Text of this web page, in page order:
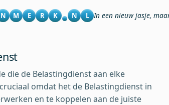
N M E R K N L In een nieuw jasje,
die de Belastingdienst aan elke
omdat het de Belastingdienst in
en te koppelen aan de juiste